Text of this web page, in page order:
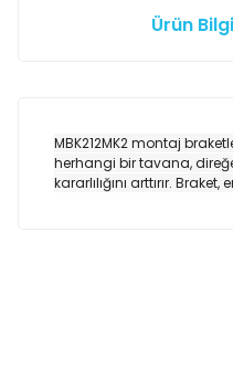
Ürün
MBK212MK2 montaj
herhangi bir tavana,
kararlılığını arttırır. Braket,